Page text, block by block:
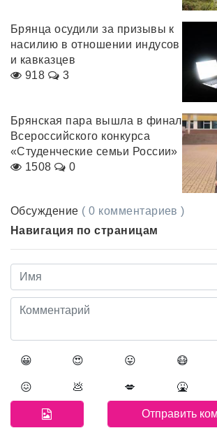
Брянца осудили за призывы к
насилию в отношении индусов
и кавказцев
918
3
Брянская пара вышла в финал
Всероссийского конкурса
«Студенческие семьи России»
1508
0
Обсуждение ( 0 комментариев )
Навигация по страницам
😀 😍 😛 😷
😖 💩 💋 🤮